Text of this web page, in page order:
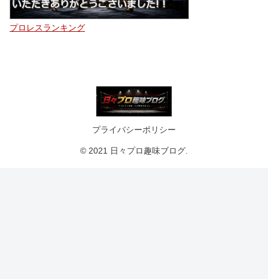
プロレスランキング
プライバシーポリシー
© 2021 日々プロ趣味ブログ.